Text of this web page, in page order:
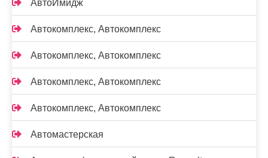
АвтоИмидж
Автокомплекс, Автокомплекс
Автокомплекс, Автокомплекс
Автокомплекс, Автокомплекс
Автокомплекс, Автокомплекс
Автомастерская